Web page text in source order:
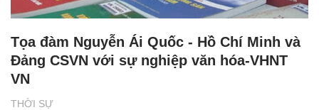
THỜI SỰ
Tọa đàm Nguyễn Ái Quốc - Hồ Chí Minh và
Đảng CSVN với sự nghiệp văn hóa-VHNT
VN